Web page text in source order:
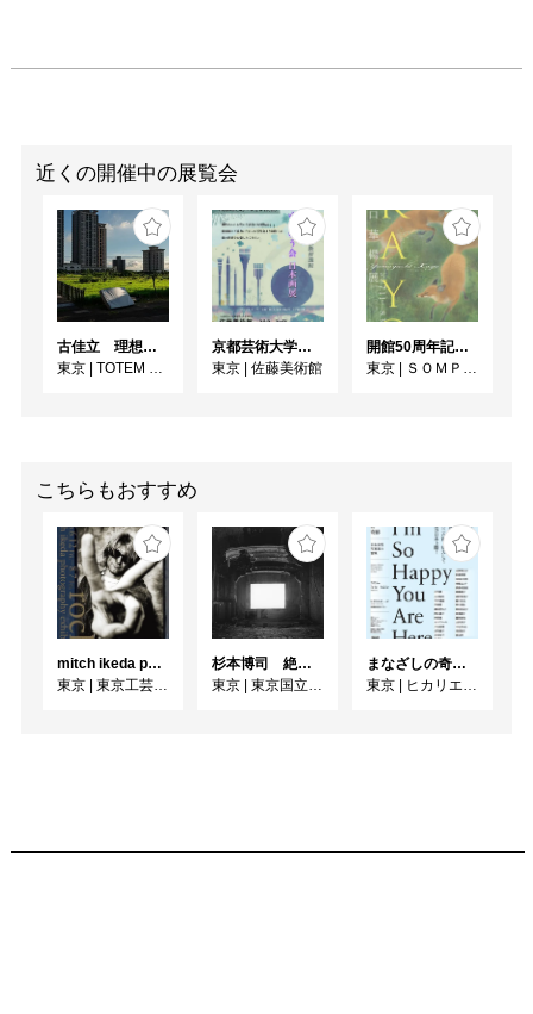
近くの開催中の展覧会
古佳⽴ 理想と荒野のあいだ
東京
TOTEM POLE PHOTO GALLERY
京都芸術大学通信教育課程 ゆうゆう会日本画展
東京
佐藤美術館
開館50周年記念 山口華楊展
東京
ＳＯＭＰＯ美術館
こちらもおすすめ
mitch ikeda photography exhibition「rocks」
東京
東京工芸大学 写大ギャラリー
杉本博司 絶滅写真
東京
東京国立近代美術館
まなざしの奇跡 日本女性写真家の冒険
東京
ヒカリエホール